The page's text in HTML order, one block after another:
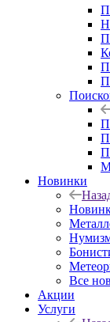
Новинки
Все
Акции
Услуги